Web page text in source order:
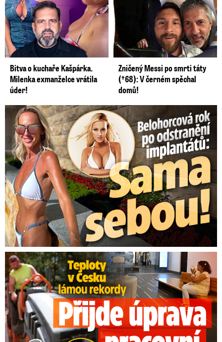
Bitva o kuchaře Kašpárka.
Milenka exmanželce vrátila
úder!
Zničený Messi po smrti táty
(†68): V černém spěchal
domů!
Belohorcová rok po odstranění implantátů: Konečně sama sebou
Teploty v Česku lámou rekordy: Přijde úprava pracovní doby?